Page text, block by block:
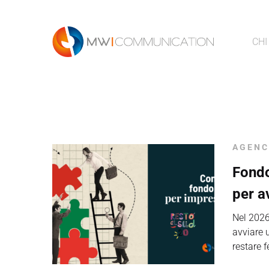
per
Nel
avviare
restare